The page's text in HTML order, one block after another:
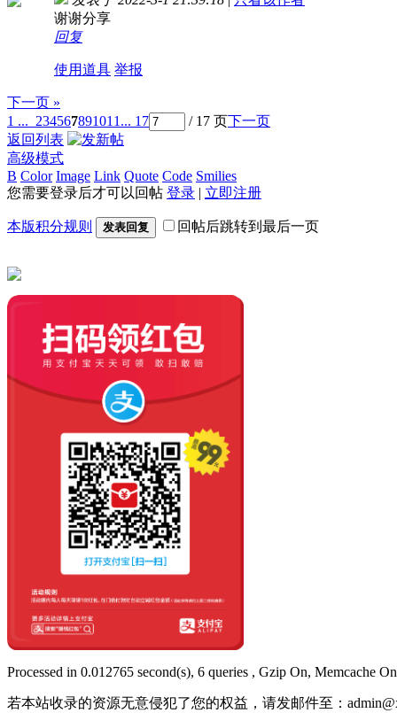
谢谢分享
回复
使用道具 举报
下一页 »
1 ... 234567891011 ... 17 / 17 页下一页
返回列表
高级模式
B Color Image Link Quote Code Smilies
您需要登录后才可以回帖 登录 | 立即注册
本版积分规则 发表回复 回帖后跳转到最后一页
Processed in 0.012765 second(s), 6 queries , Gzip On, Memcache
若本站收录的资源无意侵犯了您的权益，请发邮件至：